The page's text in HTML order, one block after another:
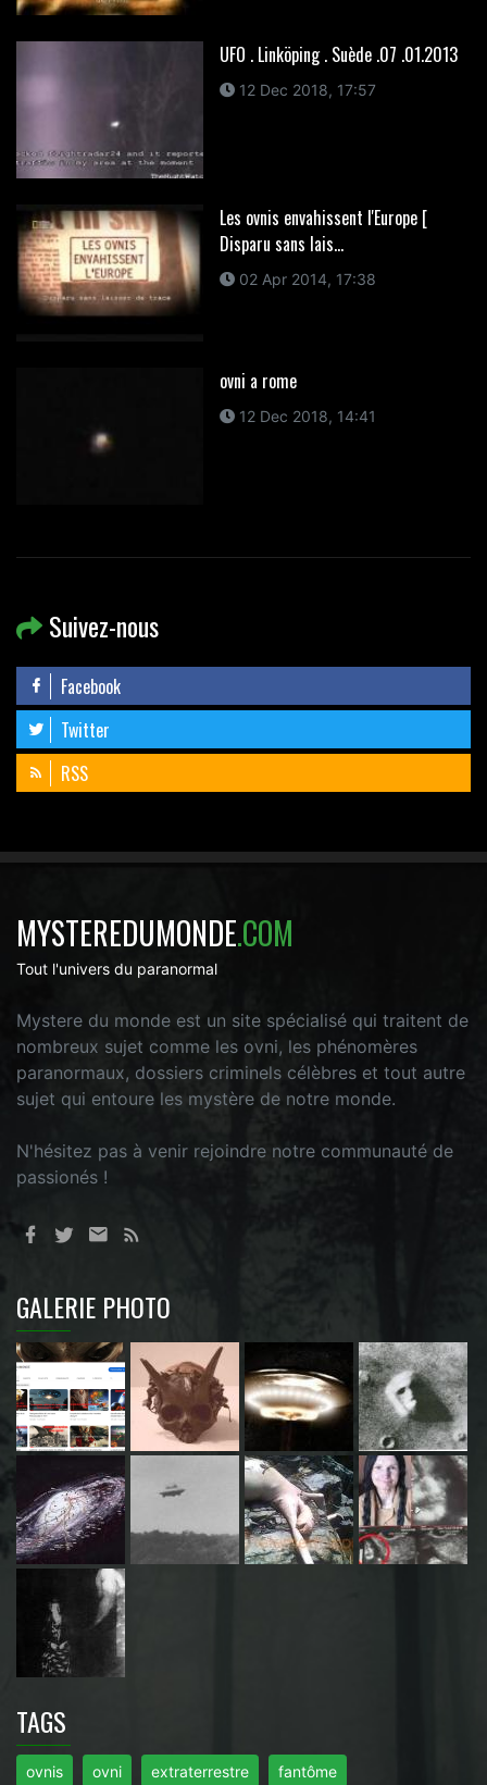
UFO . Linköping . Suède .07 .01.2013
12 Dec 2018, 17:57
Les ovnis envahissent l'Europe [
Disparu sans lais...
02 Apr 2014, 17:38
ovni a rome
12 Dec 2018, 14:41
Suivez-nous
Facebook
Twitter
RSS
MYSTEREDUMONDE.COM
Tout l'univers du paranormal
Mystere du monde est un site spécialisé qui traitent de
nombreux sujet comme les ovni, les phénomères
paranormaux, dossiers criminels célèbres et tout autre
sujet qui entoure les mystère de notre monde.
N'hésitez pas à venir rejoindre notre communauté de
passionés !
GALERIE PHOTO
TAGS
ovnis ovni extraterrestre fantôme